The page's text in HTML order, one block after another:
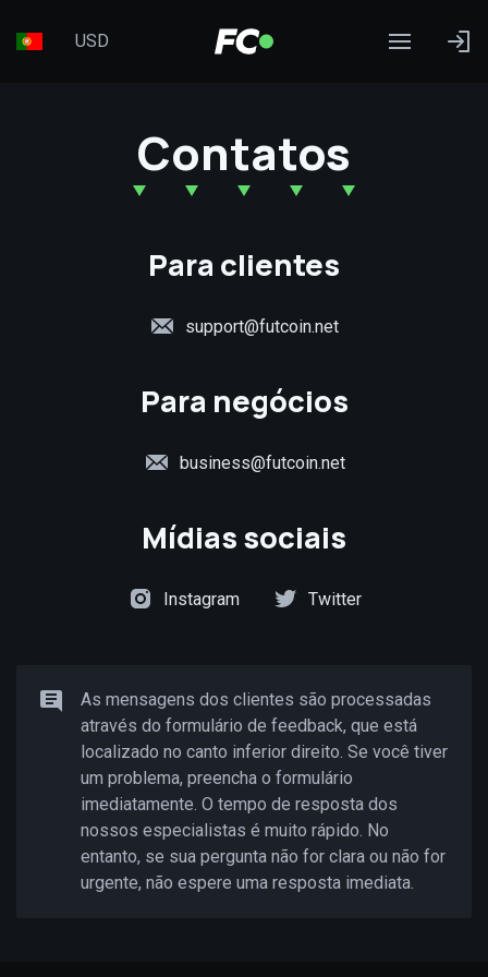
USD
Contatos
Para clientes
support@futcoin.net
Para negócios
business@futcoin.net
Mídias sociais
Instagram Twitter
As mensagens dos clientes são processadas
através do formulário de feedback, que está
localizado no canto inferior direito. Se você tiver
um problema, preencha o formulário
imediatamente. O tempo de resposta dos
nossos especialistas é muito rápido. No
entanto, se sua pergunta não for clara ou não for
urgente, não espere uma resposta imediata.